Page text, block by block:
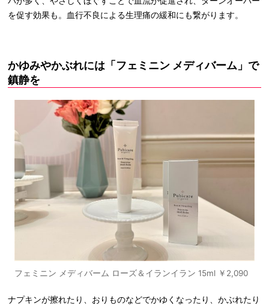
を促す効果も。血行不良による生理痛の緩和にも繋がります。
かゆみやかぶれには「フェミニン メディバーム」で
鎮静を
フェミニン メディバーム ローズ＆イランイラン 15ml ￥2,090
ナプキンが擦れたり、おりものなどでかゆくなったり、かぶれたり